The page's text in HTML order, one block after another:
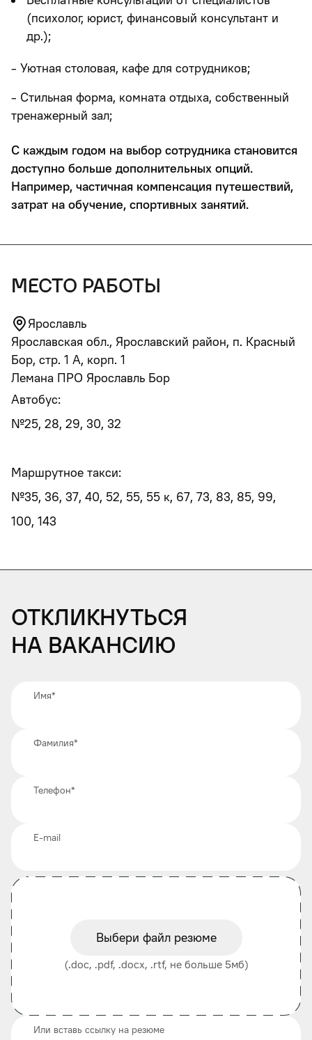
(психолог, юрист, финансовый консультант и
др.);
- Уютная столовая, кафе для сотрудников;
- Стильная форма, комната отдыха, собственный
тренажерный зал;
С каждым годом на выбор сотрудника становится
доступно больше дополнительных опций.
Например, частичная компенсация путешествий,
затрат на обучение, спортивных занятий.
место работы
Ярославль
Ярославская обл., Ярославский район, п. Красный
Бор, стр. 1 А, корп. 1
Лемана ПРО Ярославль Бор
Автобус:
№25, 28, 29, 30, 32
Маршрутное такси:
№35, 36, 37, 40, 52, 55, 55 к, 67, 73, 83, 85, 99,
100, 143
Откликнуться
на вакансию
Имя*
Фамилия*
Телефон*
E-mail
Выбери файл резюме
(.doc, .pdf, .docx, .rtf, не больше 5мб)
Или вставь ссылку на резюме